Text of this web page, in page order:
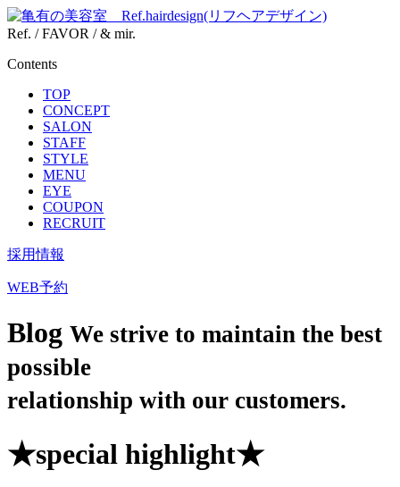
Ref. / FAVOR / & mir.
Contents
TOP
CONCEPT
SALON
STAFF
STYLE
MENU
EYE
COUPON
RECRUIT
採用情報
WEB予約
Blog We strive to maintain the best
possible
relationship with our customers.
★special highlight★